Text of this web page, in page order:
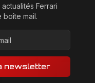
Ferrari
boîte mail.
newsletter
newsletter